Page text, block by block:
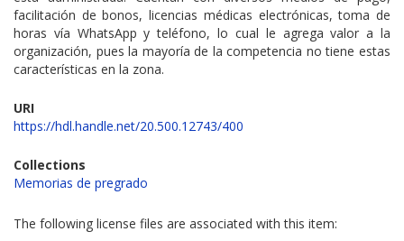
facilitación de bonos, licencias médicas electrónicas, toma de
horas vía WhatsApp y teléfono, lo cual le agrega valor a la
organización, pues la mayoría de la competencia no tiene estas
características en la zona.
URI
https://hdl.handle.net/20.500.12743/400
Collections
Memorias de pregrado
The following license files are associated with this item: